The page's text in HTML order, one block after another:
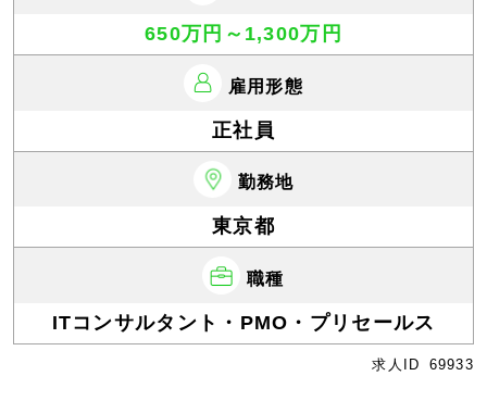
650万円～1,300万円
雇用形態
正社員
勤務地
東京都
職種
ITコンサルタント・PMO・プリセールス
求人ID 69933